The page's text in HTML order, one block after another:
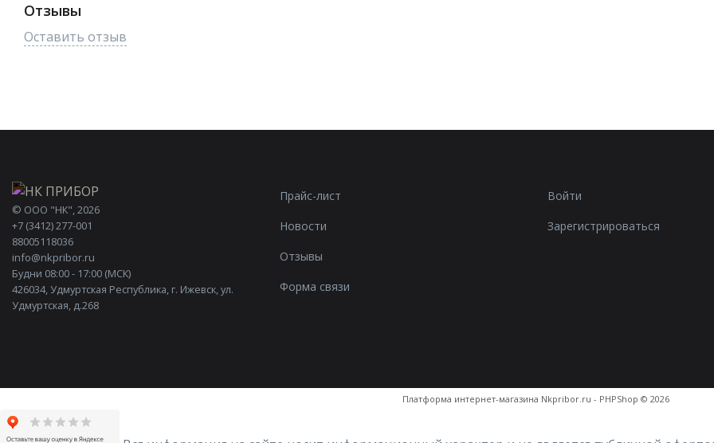
Отзывы
Оставить отзыв
© ООО "НК", 2026
+7 (3412) 277-001
88005118036
info@nkpribor.ru
Будни 08:00 - 17:00 (МСК)
426034, Удмуртская Республика, г. Ижевск, ул.
Удмуртская, д.268
Прайс-лист
Новости
Отзывы
Форма связи
Войти
Зарегистрироваться
Платформа интернет-магазина Nkpribor.ru - PHPShop © 2026